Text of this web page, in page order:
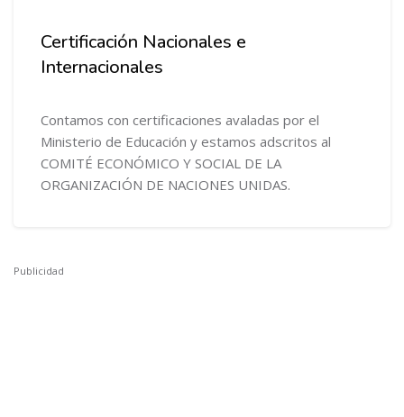
Certificación Nacionales e
Internacionales
Contamos con certificaciones avaladas por el
Ministerio de Educación y estamos adscritos al
COMITÉ ECONÓMICO Y SOCIAL DE LA
ORGANIZACIÓN DE NACIONES UNIDAS.
Salta [Cocoon] Custom HTML
Publicidad